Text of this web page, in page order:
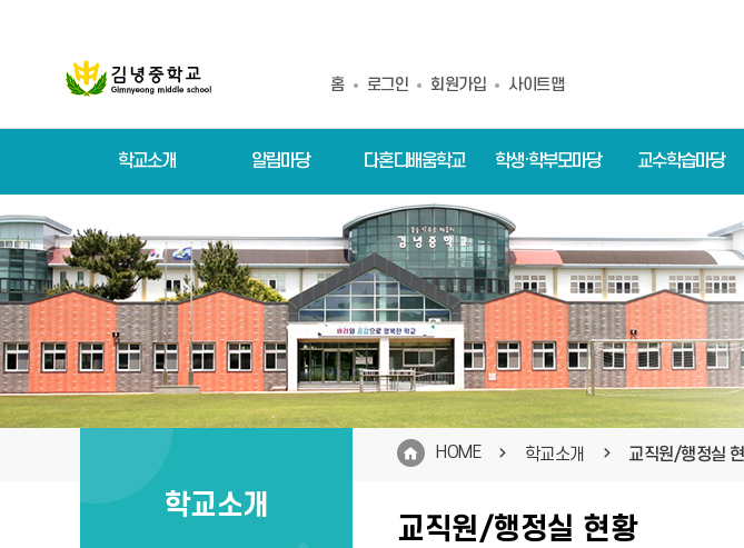
홈 로그인 회원가입 사이트맵
학교소개 알림마당 다혼디배움학교 학생·학부모마당 교수학습마당
학교소개
HOME 학교소개 교직원/행정실
교직원/행정실 현황